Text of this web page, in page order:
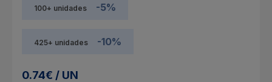
100+ unidades -5%
425+ unidades -10%
0.74€ / UN